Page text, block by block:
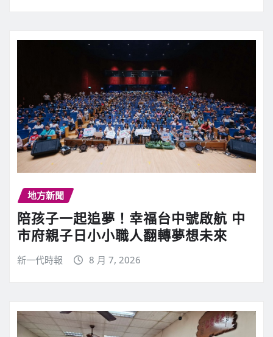
地方新聞
陪孩子一起追夢！幸福台中號啟航 中
市府親子日小小職人翻轉夢想未來
新一代時報 8 月 7, 2026